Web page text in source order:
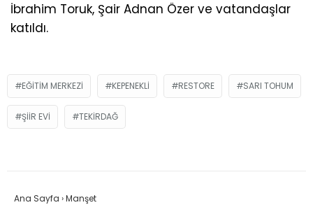
İbrahim Toruk, Şair Adnan Özer ve vatandaşlar
katıldı.
EĞITIM MERKEZI KEPENEKLI RESTORE SARI TOHUM
ŞIIR EVI TEKIRDAĞ
Ana Sayfa ›Manşet